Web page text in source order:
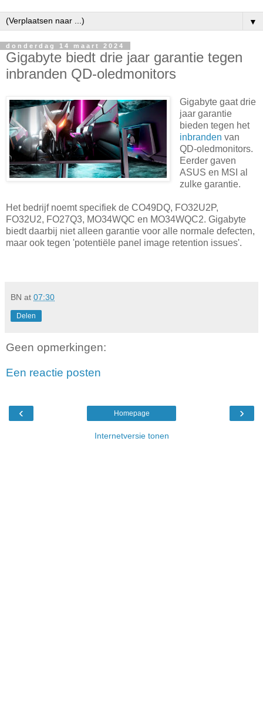
▼
donderdag 14 maart 2024
Gigabyte biedt drie jaar garantie tegen
inbranden QD-oledmonitors
Gigabyte gaat drie
jaar garantie
bieden tegen het
inbranden van
QD-oledmonitors.
Eerder gaven
ASUS en MSI al
zulke garantie.
Het bedrijf noemt specifiek de CO49DQ, FO32U2P,
FO32U2, FO27Q3, MO34WQC en MO34WQC2. Gigabyte
biedt daarbij niet alleen garantie voor alle normale defecten,
maar ook tegen 'potentiële panel image retention issues'.
BN at 07:30
Delen
Geen opmerkingen:
Een reactie posten
‹ ›
Homepage
Internetversie tonen